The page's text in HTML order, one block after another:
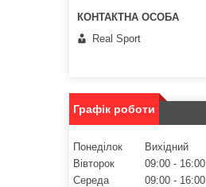
Real Sport
Графік роботи
Понеділок
Вихідний
Вівторок
09:00
16:00
Середа
09:00
16:00